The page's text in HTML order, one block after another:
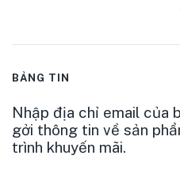
BẢNG TIN
Nhập địa chỉ email của
gởi thông tin về sản
trình khuyến mãi.